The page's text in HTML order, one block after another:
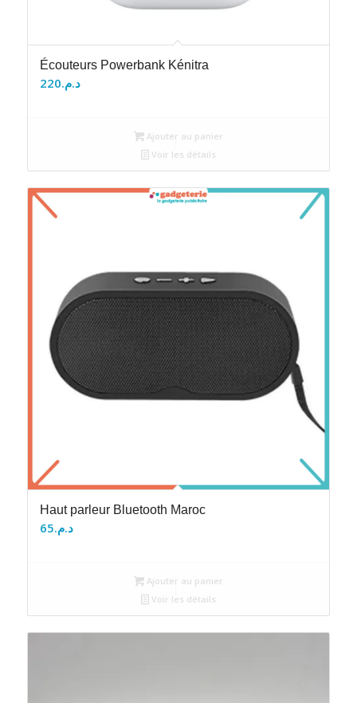
Écouteurs Powerbank Kénitra
د.م.220
Ajouter au panier
Voir les détails
Haut parleur Bluetooth Maroc
د.م.65
Ajouter au panier
Voir les détails